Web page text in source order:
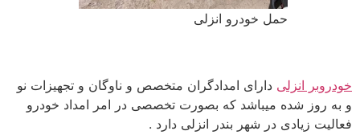
حمل خودرو انزلی
خودروبر انزلی دارای امدادگران متخصص و ناوگان و تجهیزات نو
و به روز شده میباشد که بصورت تخصصی در امر امداد خودرو
فعالیت زیادی در شهر بندر انزلی دارد .